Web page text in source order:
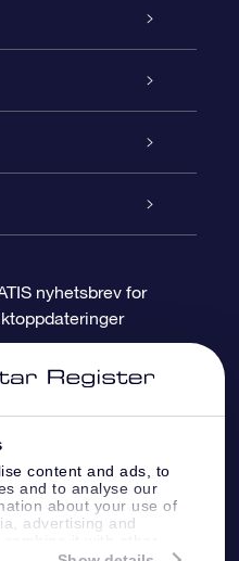
content and ads, to
and to analyse our
about your use of
advertising and
to them or that
nyhetsbrev for